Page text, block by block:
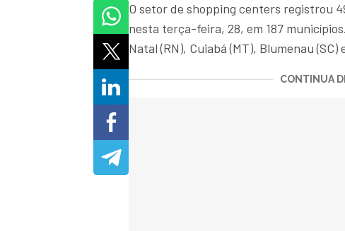
O setor de shopping centers registrou
nesta terça-feira, 28, em 187
Natal (RN), Cuiabá (MT), Blumenau (SC)
CONTINUA